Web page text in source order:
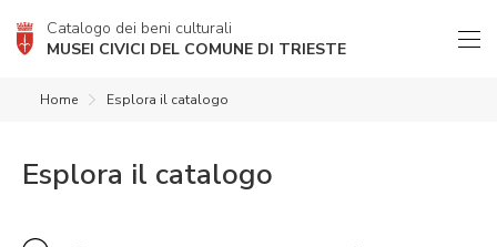
Catalogo dei beni culturali
MUSEI CIVICI DEL COMUNE DI TRIESTE
Home Esplora il catalogo
Esplora il catalogo